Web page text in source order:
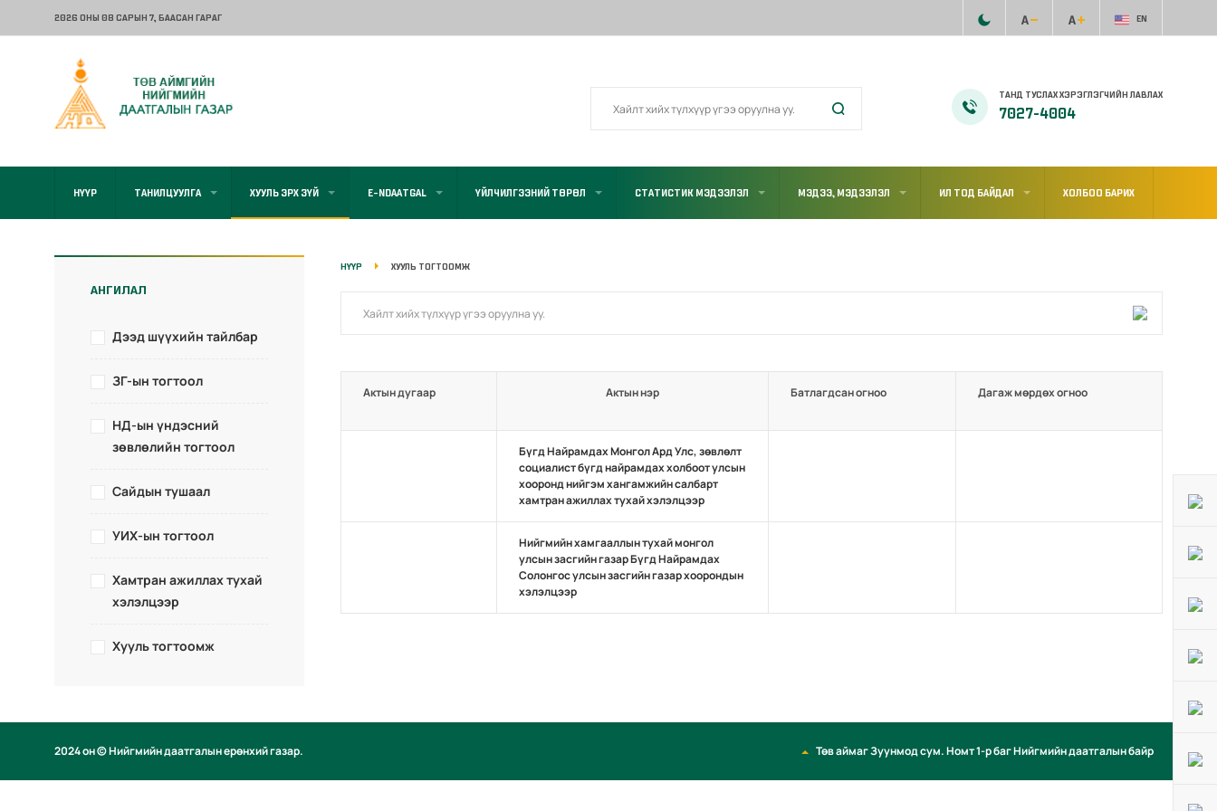
2026 ОНЫ 08 САРЫН 7, БААСАН ГАРАГ EN
ТАНД ТУСЛАХ ХЭРЭГЛЭГЧИЙН ЛАВЛАХ
7027-4004
НҮҮР ТАНИЛЦУУЛГА ХУУЛЬ ЭРХ ЗҮЙ E-NDAATGAL ҮЙЛЧИЛГЭЭНИЙ ТӨРӨЛ СТАТИСТИК МЭДЭЭЛЭЛ МЭДЭЭ, МЭДЭЭЛЭЛ ИЛ ТОД БАЙДАЛ ХОЛБОО БАРИХ
АНГИЛАЛ
Дээд шүүхийн тайлбар
ЗГ-ын тогтоол
НД-ын үндэсний
зөвлөлийн тогтоол
Сайдын тушаал
УИХ-ын тогтоол
Хамтран ажиллах тухай
хэлэлцээр
Хууль тогтоомж
НҮҮР ХУУЛЬ ТОГТООМЖ
Актын дугаар Актын нэр Батлагдсан огноо Дагаж мөрдөх огноо
Бүгд Найрамдах Монгол Ард Улс, зөвлөлт
социалист бүгд найрамдах холбоот улсын
хооронд нийгэм хангамжийн салбарт
хамтран ажиллах тухай хэлэлцээр
Нийгмийн хамгааллын тухай монгол
улсын засгийн газар Бүгд Найрамдах
Солонгос улсын засгийн газар хоорондын
хэлэлцээр
2024 он © Нийгмийн даатгалын ерөнхий газар. Төв аймаг Зуунмод сум. Номт 1-р баг Нийгмийн даатгалын байр